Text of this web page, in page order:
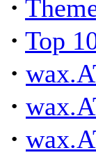
·
· Top
·
·
·